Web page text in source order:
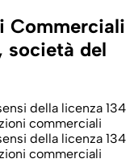
Commerciali
società del
della licenza 134
commerciali
della licenza 134
commerciali